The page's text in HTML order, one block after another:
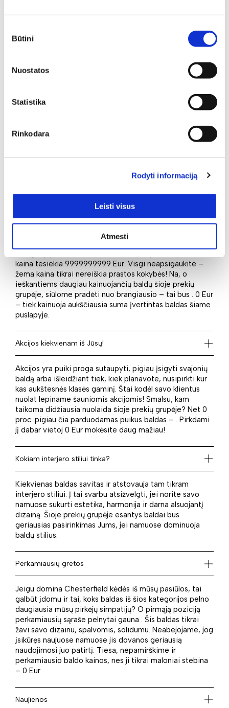
pasirinkimas
Būtini
Nuostatos
Statistika
Rinkodara
Rodyti informaciją
Leisti visus
Atmesti
bei, žinoma, aukštos kokybės baldai, tai Chesterfield
kėdės tikrai verti dėmesio. Pasižvalgykite po asortimentą
namams. Puslapyje yra 1 prekių, besiskiriančių savo
Ne paslaptis, jog pirkėjai turi skirtingą perkamąją galią:
vieni tos pačios paskirties baldui gali išleisti daugiau, o
kaina tesiekia 9999999999 Eur. Visgi neapsigaukite –
žema kaina tikrai nereiškia prastos kokybės! Na, o
ieškantiems daugiau kainuojančių baldų šioje prekių
grupėje, siūlome pradėti nuo brangiausio – tai bus . 0 Eur
– tiek kainuoja aukščiausia suma įvertintas baldas šiame
puslapyje.
Akcijos kiekvienam iš Jūsų!
Akcijos yra puiki proga sutaupyti, pigiau įsigyti svajonių
baldą arba išleidžiant tiek, kiek planavote, nusipirkti kur
kas aukštesnės klasės gaminį. Štai kodėl savo klientus
nuolat lepiname šauniomis akcijomis! Smalsu, kam
taikoma didžiausia nuolaida šioje prekių grupėje? Net 0
proc. pigiau čia parduodamas puikus baldas – . Pirkdami
jį dabar vietoj 0 Eur mokėsite daug mažiau!
Kokiam interjero stiliui tinka?
Kiekvienas baldas savitas ir atstovauja tam tikram
interjero stiliui. Į tai svarbu atsižvelgti, jei norite savo
namuose sukurti estetika, harmonija ir darna alsuojantį
dizainą. Šioje prekių grupėje esantys baldai bus
geriausias pasirinkimas Jums, jei namuose dominuoja
baldų stilius.
Perkamiausių gretos
Jeigu domina Chesterfield kėdės iš mūsų pasiūlos, tai
galbūt įdomu ir tai, koks baldas iš šios kategorijos pelno
daugiausia mūsų pirkėjų simpatijų? O pirmąją poziciją
perkamiausių sąraše pelnytai gauna . Šis baldas tikrai
žavi savo dizainu, spalvomis, solidumu. Neabejojame, jog
įsikūręs naujuose namuose jis dovanos geriausią
naudojimosi juo patirtį. Tiesa, nepamirškime ir
perkamiausio baldo kainos, nes ji tikrai maloniai stebina
– 0 Eur.
Naujienos